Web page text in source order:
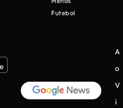
Futebol
A
o
V
i